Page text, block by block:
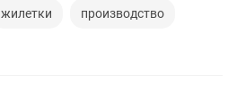
жилетки производство